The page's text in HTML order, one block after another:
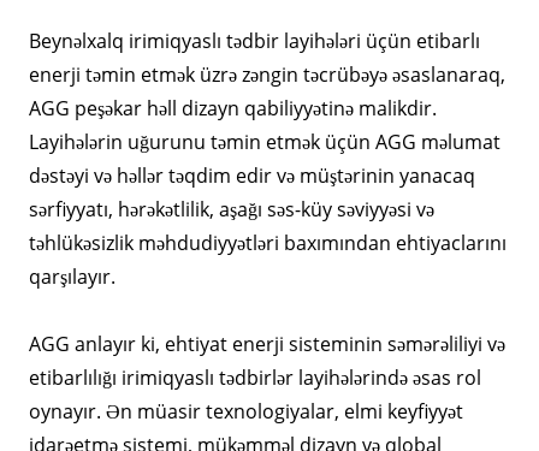
Beynəlxalq irimiqyaslı tədbir layihələri üçün etibarlı
enerji təmin etmək üzrə zəngin təcrübəyə əsaslanaraq,
AGG peşəkar həll dizayn qabiliyyətinə malikdir.
Layihələrin uğurunu təmin etmək üçün AGG məlumat
dəstəyi və həllər təqdim edir və müştərinin yanacaq
sərfiyyatı, hərəkətlilik, aşağı səs-küy səviyyəsi və
təhlükəsizlik məhdudiyyətləri baxımından ehtiyaclarını
qarşılayır.
AGG anlayır ki, ehtiyat enerji sisteminin səmərəliliyi və
etibarlılığı irimiqyaslı tədbirlər layihələrində əsas rol
oynayır. Ən müasir texnologiyalar, elmi keyfiyyət
idarəetmə sistemi, mükəmməl dizayn və qlobal